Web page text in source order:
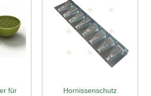
für
Hornissenschutz